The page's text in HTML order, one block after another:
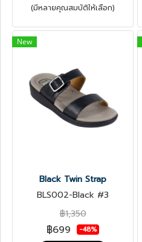
(มีหลายคุณสมบัติให้เลือก)
New
Black Twin Strap
BLS002-Black #3
฿1,350
฿699 -48%